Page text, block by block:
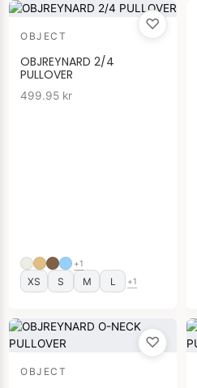
♡
OBJECT
OBJREYNARD 2/4
PULLOVER
499.95 kr
+1
XS S M L +1
♡
OBJECT